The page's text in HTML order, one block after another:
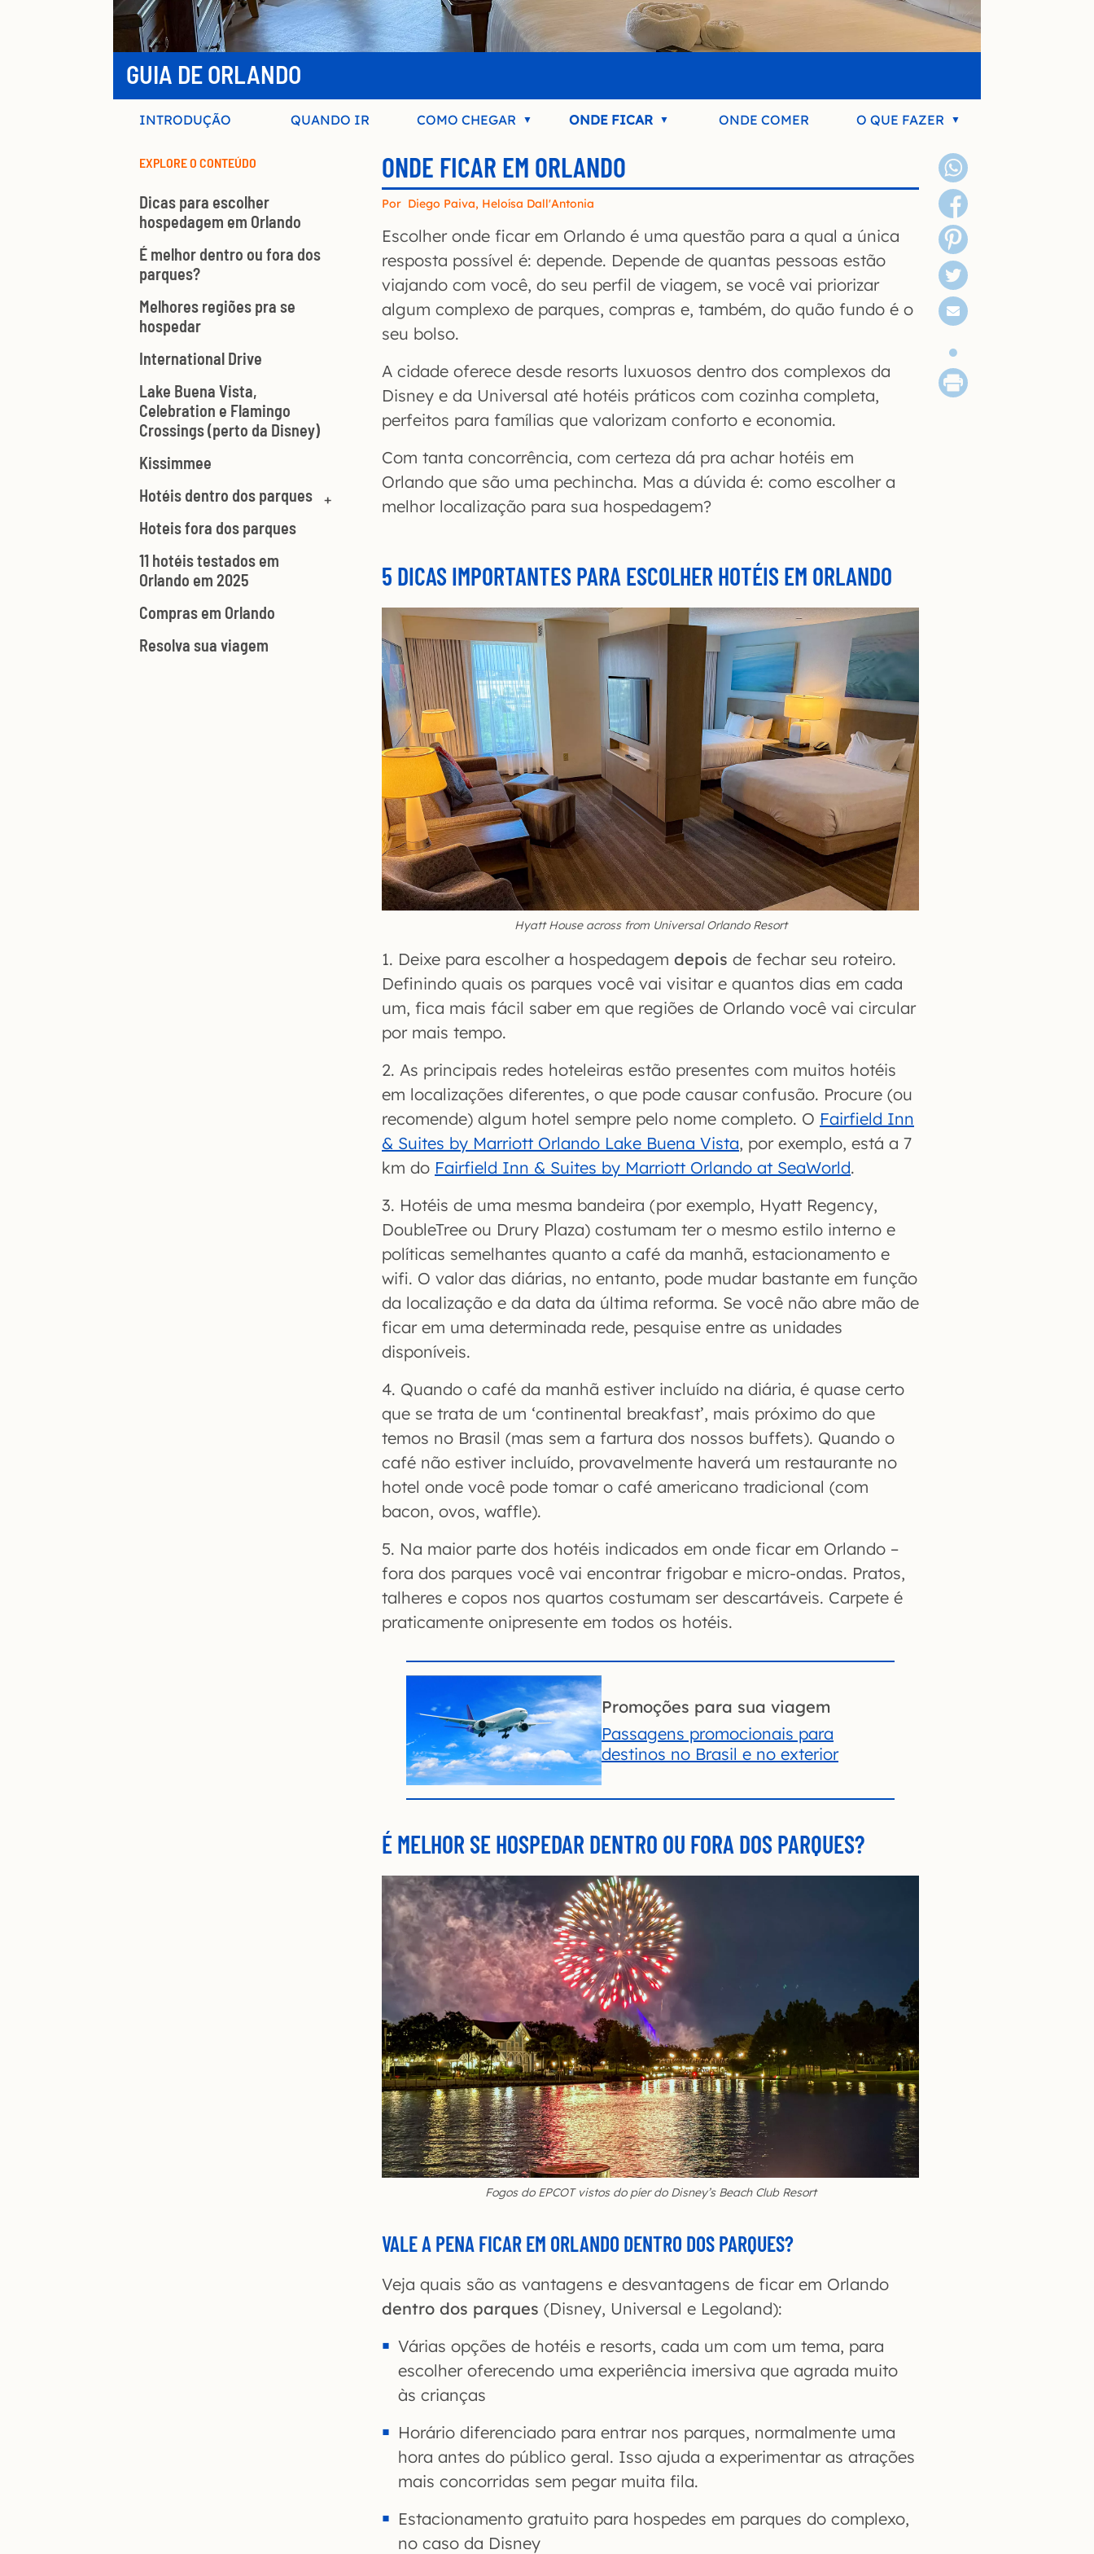
GUIA DE ORLANDO
INTRODUÇÃO QUANDO IR COMO CHEGAR ONDE FICAR ONDE COMER O QUE FAZER
EXPLORE O CONTEÚDO
Dicas para escolher
hospedagem em Orlando
É melhor dentro ou fora dos
parques?
Melhores regiões pra se
hospedar
International Drive
Lake Buena Vista,
Celebration e Flamingo
Crossings (perto da Disney)
Kissimmee
Hotéis dentro dos parques
Hoteis fora dos parques
11 hotéis testados em
Orlando em 2025
Compras em Orlando
Resolva sua viagem
ONDE FICAR EM ORLANDO
Por Diego Paiva, Heloísa Dall'Antonia
Escolher onde ficar em Orlando é uma questão para a qual a única
resposta possível é: depende. Depende de quantas pessoas estão
viajando com você, do seu perfil de viagem, se você vai priorizar
algum complexo de parques, compras e, também, do quão fundo é o
seu bolso.
A cidade oferece desde resorts luxuosos dentro dos complexos da
Disney e da Universal até hotéis práticos com cozinha completa,
perfeitos para famílias que valorizam conforto e economia.
Com tanta concorrência, com certeza dá pra achar hotéis em
Orlando que são uma pechincha. Mas a dúvida é: como escolher a
melhor localização para sua hospedagem?
5 DICAS IMPORTANTES PARA ESCOLHER HOTÉIS EM ORLANDO
Hyatt House across from Universal Orlando Resort
1. Deixe para escolher a hospedagem depois de fechar seu roteiro.
Definindo quais os parques você vai visitar e quantos dias em cada
um, fica mais fácil saber em que regiões de Orlando você vai circular
por mais tempo.
2. As principais redes hoteleiras estão presentes com muitos hotéis
em localizações diferentes, o que pode causar confusão. Procure (ou
recomende) algum hotel sempre pelo nome completo. O Fairfield Inn
& Suites by Marriott Orlando Lake Buena Vista, por exemplo, está a 7
km do Fairfield Inn & Suites by Marriott Orlando at SeaWorld.
3. Hotéis de uma mesma bandeira (por exemplo, Hyatt Regency,
DoubleTree ou Drury Plaza) costumam ter o mesmo estilo interno e
políticas semelhantes quanto a café da manhã, estacionamento e
wifi. O valor das diárias, no entanto, pode mudar bastante em função
da localização e da data da última reforma. Se você não abre mão de
ficar em uma determinada rede, pesquise entre as unidades
disponíveis.
4. Quando o café da manhã estiver incluído na diária, é quase certo
que se trata de um ‘continental breakfast’, mais próximo do que
temos no Brasil (mas sem a fartura dos nossos buffets). Quando o
café não estiver incluído, provavelmente haverá um restaurante no
hotel onde você pode tomar o café americano tradicional (com
bacon, ovos, waffle).
5. Na maior parte dos hotéis indicados em onde ficar em Orlando –
fora dos parques você vai encontrar frigobar e micro-ondas. Pratos,
talheres e copos nos quartos costumam ser descartáveis. Carpete é
praticamente onipresente em todos os hotéis.
Promoções para sua viagem
Passagens promocionais para
destinos no Brasil e no exterior
É MELHOR SE HOSPEDAR DENTRO OU FORA DOS PARQUES?
Fogos do EPCOT vistos do píer do Disney’s Beach Club Resort
VALE A PENA FICAR EM ORLANDO DENTRO DOS PARQUES?
Veja quais são as vantagens e desvantagens de ficar em Orlando
dentro dos parques (Disney, Universal e Legoland):
Várias opções de hotéis e resorts, cada um com um tema, para
escolher oferecendo uma experiência imersiva que agrada muito
às crianças
Horário diferenciado para entrar nos parques, normalmente uma
hora antes do público geral. Isso ajuda a experimentar as atrações
mais concorridas sem pegar muita fila.
Estacionamento gratuito para hospedes em parques do complexo,
no caso da Disney